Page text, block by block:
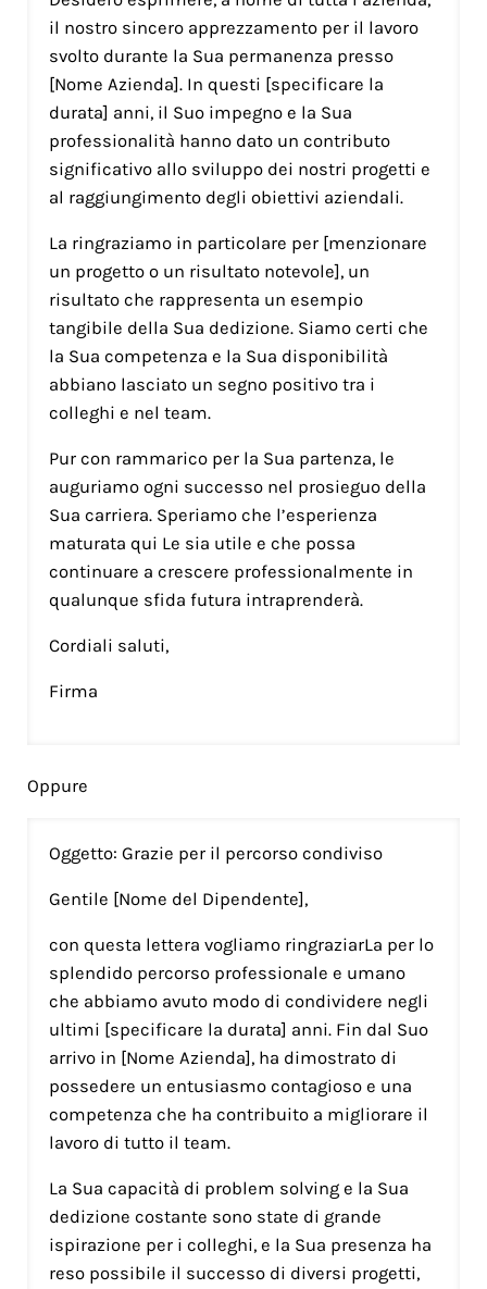
il nostro sincero apprezzamento per il lavoro
svolto durante la Sua permanenza presso
[Nome Azienda]. In questi [specificare la
durata] anni, il Suo impegno e la Sua
professionalità hanno dato un contributo
significativo allo sviluppo dei nostri progetti e
al raggiungimento degli obiettivi aziendali.
La ringraziamo in particolare per [menzionare
un progetto o un risultato notevole], un
risultato che rappresenta un esempio
tangibile della Sua dedizione. Siamo certi che
la Sua competenza e la Sua disponibilità
abbiano lasciato un segno positivo tra i
colleghi e nel team.
Pur con rammarico per la Sua partenza, le
auguriamo ogni successo nel prosieguo della
Sua carriera. Speriamo che l’esperienza
maturata qui Le sia utile e che possa
continuare a crescere professionalmente in
qualunque sfida futura intraprenderà.
Cordiali saluti,
Firma
Oppure
Oggetto: Grazie per il percorso condiviso
Gentile [Nome del Dipendente],
con questa lettera vogliamo ringraziarLa per lo
splendido percorso professionale e umano
che abbiamo avuto modo di condividere negli
ultimi [specificare la durata] anni. Fin dal Suo
arrivo in [Nome Azienda], ha dimostrato di
possedere un entusiasmo contagioso e una
competenza che ha contribuito a migliorare il
lavoro di tutto il team.
La Sua capacità di problem solving e la Sua
dedizione costante sono state di grande
ispirazione per i colleghi, e la Sua presenza ha
reso possibile il successo di diversi progetti,